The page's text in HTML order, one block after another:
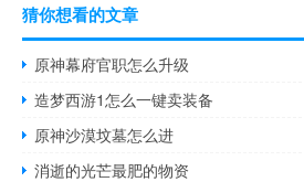
猜你想看的文章
原神幕府官职怎么升级
造梦西游1怎么一键卖装备
原神沙漠坟墓怎么进
消逝的光芒最肥的物资